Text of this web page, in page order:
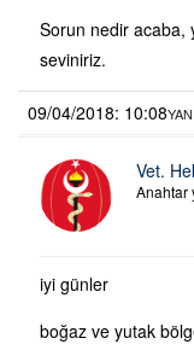
Sorun nedir acaba,
seviniriz.
09/04/2018: 10:08
Vet.
Anahtar
iyi günler
boğaz ve yutak